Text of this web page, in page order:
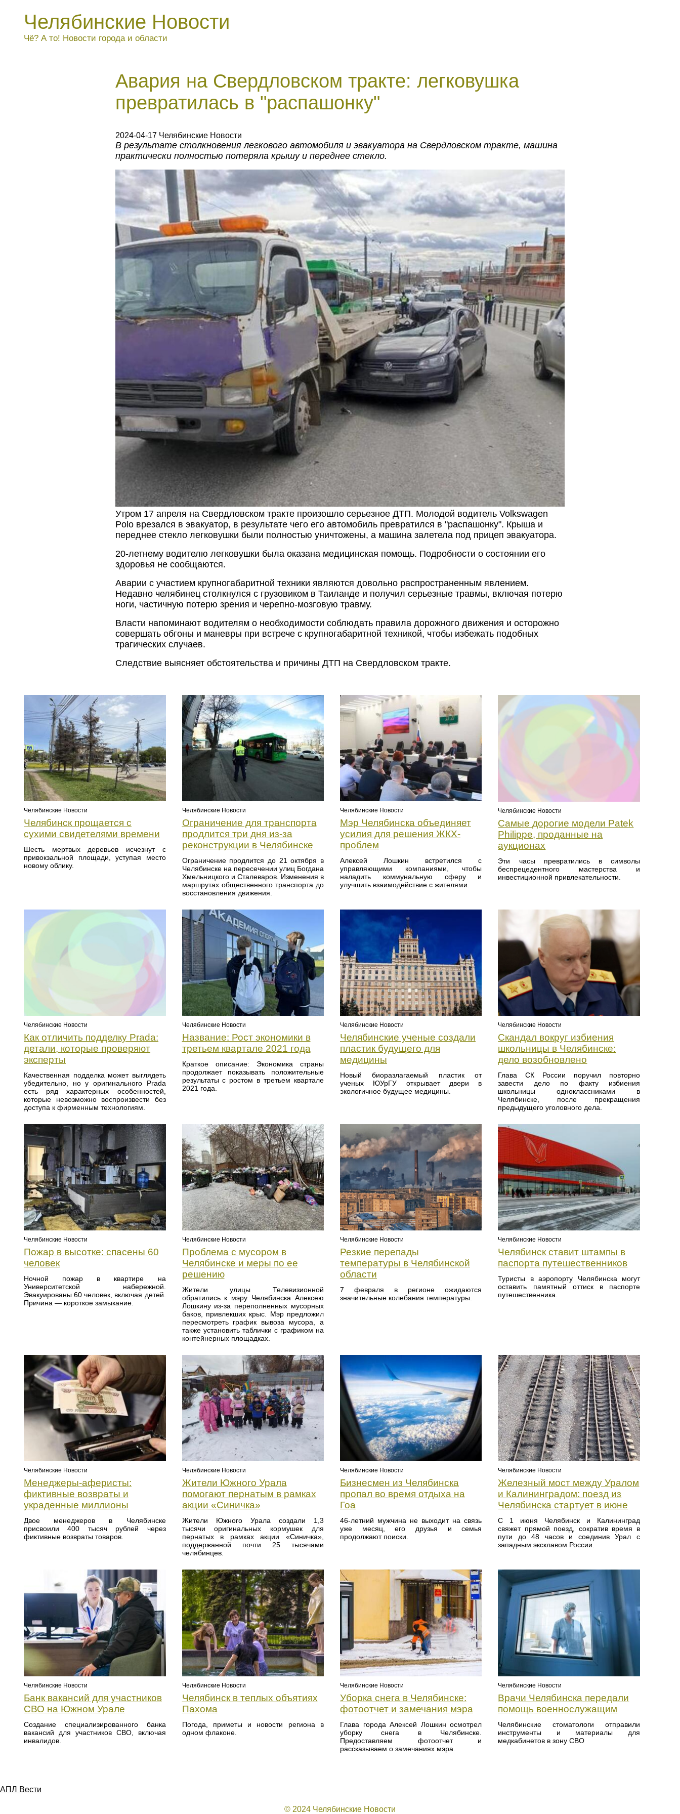
Челябинские Новости
Чё? А то! Новости города и области
Авария на Свердловском тракте: легковушка
превратилась в "распашонку"
2024-04-17 Челябинские Новости
В результате столкновения легкового автомобиля и эвакуатора на Свердловском тракте, машина
практически полностью потеряла крышу и переднее стекло.
Утром 17 апреля на Свердловском тракте произошло серьезное ДТП. Молодой водитель Volkswagen
Polo врезался в эвакуатор, в результате чего его автомобиль превратился в "распашонку". Крыша и
переднее стекло легковушки были полностью уничтожены, а машина залетела под прицеп эвакуатора.
20-летнему водителю легковушки была оказана медицинская помощь. Подробности о состоянии его
здоровья не сообщаются.
Аварии с участием крупногабаритной техники являются довольно распространенным явлением.
Недавно челябинец столкнулся с грузовиком в Таиланде и получил серьезные травмы, включая потерю
ноги, частичную потерю зрения и черепно-мозговую травму.
Власти напоминают водителям о необходимости соблюдать правила дорожного движения и осторожно
совершать обгоны и маневры при встрече с крупногабаритной техникой, чтобы избежать подобных
трагических случаев.
Следствие выясняет обстоятельства и причины ДТП на Свердловском тракте.
Челябинские Новости
Челябинск прощается с
сухими свидетелями времени
Шесть мертвых деревьев исчезнут с
привокзальной площади, уступая место
новому облику.
Челябинские Новости
Ограничение для транспорта
продлится три дня из-за
реконструкции в Челябинске
Ограничение продлится до 21 октября в
Челябинске на пересечении улиц Богдана
Хмельницкого и Сталеваров. Изменения в
маршрутах общественного транспорта до
восстановления движения.
Челябинские Новости
Мэр Челябинска объединяет
усилия для решения ЖКХ-
проблем
Алексей Лошкин встретился с
управляющими компаниями, чтобы
наладить коммунальную сферу и
улучшить взаимодействие с жителями.
Челябинские Новости
Самые дорогие модели Patek
Philippe, проданные на
аукционах
Эти часы превратились в символы
беспрецедентного мастерства и
инвестиционной привлекательности.
Челябинские Новости
Как отличить подделку Prada:
детали, которые проверяют
эксперты
Качественная подделка может выглядеть
убедительно, но у оригинального Prada
есть ряд характерных особенностей,
которые невозможно воспроизвести без
доступа к фирменным технологиям.
Челябинские Новости
Название: Рост экономики в
третьем квартале 2021 года
Краткое описание: Экономика страны
продолжает показывать положительные
результаты с ростом в третьем квартале
2021 года.
Челябинские Новости
Челябинские ученые создали
пластик будущего для
медицины
Новый биоразлагаемый пластик от
ученых ЮУрГУ открывает двери в
экологичное будущее медицины.
Челябинские Новости
Скандал вокруг избиения
школьницы в Челябинске:
дело возобновлено
Глава СК России поручил повторно
завести дело по факту избиения
школьницы одноклассниками в
Челябинске, после прекращения
предыдущего уголовного дела.
Челябинские Новости
Пожар в высотке: спасены 60
человек
Ночной пожар в квартире на
Университетской набережной.
Эвакуированы 60 человек, включая детей.
Причина — короткое замыкание.
Челябинские Новости
Проблема с мусором в
Челябинске и меры по ее
решению
Жители улицы Телевизионной
обратились к мэру Челябинска Алексею
Лошкину из-за переполненных мусорных
баков, привлекших крыс. Мэр предложил
пересмотреть график вывоза мусора, а
также установить таблички с графиком на
контейнерных площадках.
Челябинские Новости
Резкие перепады
температуры в Челябинской
области
7 февраля в регионе ожидаются
значительные колебания температуры.
Челябинские Новости
Челябинск ставит штампы в
паспорта путешественников
Туристы в аэропорту Челябинска могут
оставить памятный оттиск в паспорте
путешественника.
Челябинские Новости
Менеджеры-аферисты:
фиктивные возвраты и
украденные миллионы
Двое менеджеров в Челябинске
присвоили 400 тысяч рублей через
фиктивные возвраты товаров.
Челябинские Новости
Жители Южного Урала
помогают пернатым в рамках
акции «Синичка»
Жители Южного Урала создали 1,3
тысячи оригинальных кормушек для
пернатых в рамках акции «Синичка»,
поддержанной почти 25 тысячами
челябинцев.
Челябинские Новости
Бизнесмен из Челябинска
пропал во время отдыха на
Гоа
46-летний мужчина не выходит на связь
уже месяц, его друзья и семья
продолжают поиски.
Челябинские Новости
Железный мост между Уралом
и Калининградом: поезд из
Челябинска стартует в июне
С 1 июня Челябинск и Калининград
свяжет прямой поезд, сократив время в
пути до 48 часов и соединив Урал с
западным эксклавом России.
Челябинские Новости
Банк вакансий для участников
СВО на Южном Урале
Создание специализированного банка
вакансий для участников СВО, включая
инвалидов.
Челябинские Новости
Челябинск в теплых объятиях
Пахома
Погода, приметы и новости региона в
одном флаконе.
Челябинские Новости
Уборка снега в Челябинске:
фотоотчет и замечания мэра
Глава города Алексей Лошкин осмотрел
уборку снега в Челябинске.
Предоставляем фотоотчет и
рассказываем о замечаниях мэра.
Челябинские Новости
Врачи Челябинска передали
помощь военнослужащим
Челябинские стоматологи отправили
инструменты и материалы для
медкабинетов в зону СВО
АПЛ Вести
© 2024 Челябинские Новости